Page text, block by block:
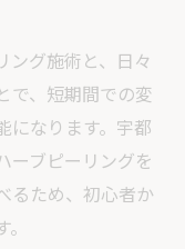
ング施術と、日々
で、短期間での変
になります。宇都
ーブピーリングを
るため、初心者か